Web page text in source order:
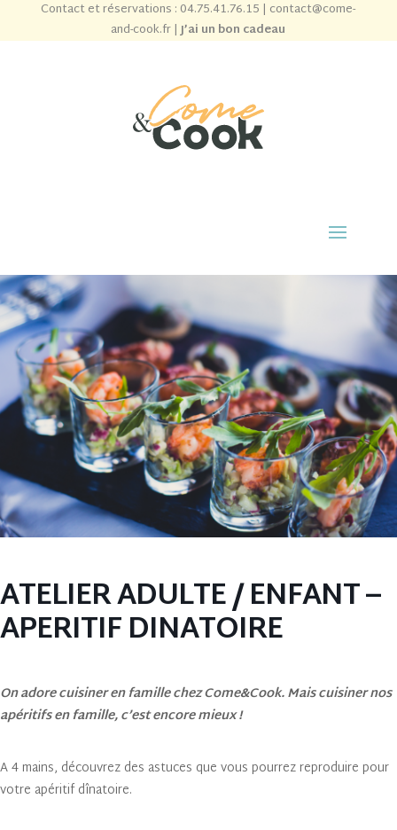
Contact et réservations : 04.75.41.76.15 | contact@come-
and-cook.fr|J’ai un bon cadeau
ATELIER ADULTE / ENFANT –
APERITIF DINATOIRE
On adore cuisiner en famille chez Come&Cook. Mais cuisiner nos
apéritifs en famille, c’est encore mieux !
A 4 mains, découvrez des astuces que vous pourrez reproduire pour
votre apéritif dînatoire.